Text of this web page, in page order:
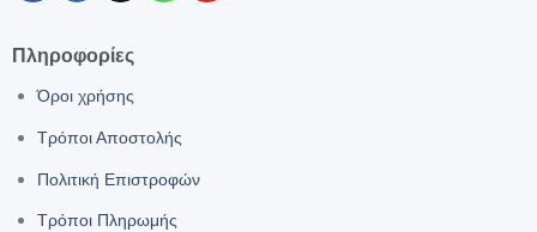
Πληροφορίες
Όροι χρήσης
Τρόποι Αποστολής
Πολιτική Επιστροφών
Τρόποι Πληρωμής